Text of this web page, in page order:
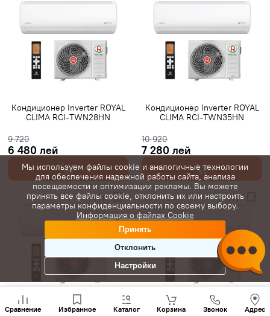
Mitsubishi Heavy
Zanussi MDV Heiko
Energolux
Royal Clima
Ariston Зима-лето
Инверторные
Gree инверторные
Класс A+++
7000 BTU
9000 BTU
12000 BTU 16000 BTU
18000 BTU
40 м²
45 м² 50 м² 65 м² 70 м²
80 м²
С Wi-Fi
Кондиционер Inverter ROYAL
CLIMA RCI-TWN28HN
9 720
6 480 лей
Кондиционер Inverter ROYAL
CLIMA RCI-TWN35HN
10 920
7 280 лей
Кондиционер Inverter ROYAL
Кондиционер Inverter ROYAL
Сравнение Избранное Каталог Корзина Звонок Адрес
нам
+(373)
Мы используем файлы cookie и аналогичные технологии
для обеспечения надежной работы сайта, анализа
посещаемости и оптимизации рекламы. Вы можете
принять все файлы cookie, отклонить их или настроить
параметры конфиденциальности по своему выбору.
Информация о файлах Cookie
Принять
Отклонить
Настройки